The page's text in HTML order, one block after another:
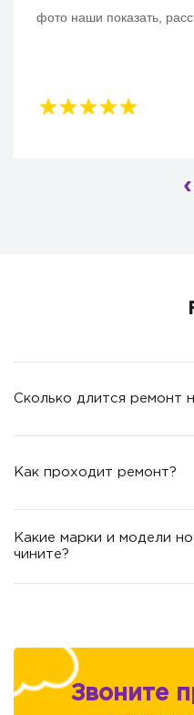
фото наши показать,
‹
Сколько длится ремонт
Как проходит ремонт?
Какие марки и модели
чините?
Звоните